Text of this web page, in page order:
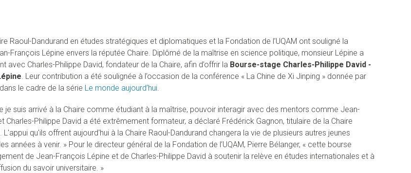
Raoul-Dandurand en études stratégiques et diplomatiques et la Fondation de l’UQAM ont souligné la
François Lépine envers la réputée Chaire. Diplômé de la maîtrise en science politique, monsieur Lépine a
avec Charles-Philippe David, fondateur de la Chaire, afin d’offrir la Bourse-stage Charles-Philippe David -
. Leur contribution a été soulignée à l’occasion de la conférence « La Chine de Xi Jinping » donnée par
le cadre de la série Le monde aujourd’hui.
je suis arrivé à la Chaire comme étudiant à la maîtrise, pouvoir interagir avec des mentors comme Jean-
Charles-Philippe David a été extrêmement formateur, a déclaré Frédérick Gagnon, titulaire de la Chaire
L'appui qu'ils offrent aujourd'hui à la Chaire Raoul-Dandurand changera la vie de plusieurs autres jeunes
années à venir. » Pour le directeur général de la Fondation de l’UQAM, Pierre Bélanger, « cette bourse
de Jean-François Lépine et de Charles-Philippe David à soutenir la relève en études internationales et à
du savoir universitaire. »